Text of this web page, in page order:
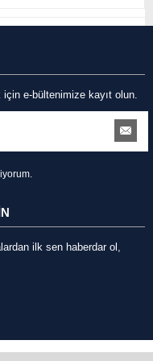
e-bültenimize kayıt olun.
ilk sen haberdar ol,